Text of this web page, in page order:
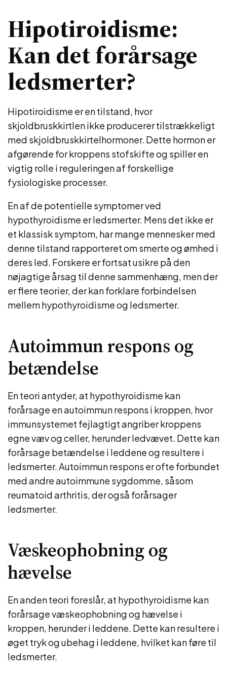
Hipotiroidisme:
Kan det forårsage
ledsmerter?
Hipotiroidisme er en tilstand, hvor
skjoldbruskkirtlen ikke producerer tilstrækkeligt
med skjoldbruskkirtelhormoner. Dette hormon er
afgørende for kroppens stofskifte og spiller en
vigtig rolle i reguleringen af forskellige
fysiologiske processer.
En af de potentielle symptomer ved
hypothyroidisme er ledsmerter. Mens det ikke er
et klassisk symptom, har mange mennesker med
denne tilstand rapporteret om smerte og ømhed i
deres led. Forskere er fortsat usikre på den
nøjagtige årsag til denne sammenhæng, men der
er flere teorier, der kan forklare forbindelsen
mellem hypothyroidisme og ledsmerter.
Autoimmun respons og
betændelse
En teori antyder, at hypothyroidisme kan
forårsage en autoimmun respons i kroppen, hvor
immunsystemet fejlagtigt angriber kroppens
egne væv og celler, herunder ledvævet. Dette kan
forårsage betændelse i leddene og resultere i
ledsmerter. Autoimmun respons er ofte forbundet
med andre autoimmune sygdomme, såsom
reumatoid arthritis, der også forårsager
ledsmerter.
Væskeophobning og
hævelse
En anden teori foreslår, at hypothyroidisme kan
forårsage væskeophobning og hævelse i
kroppen, herunder i leddene. Dette kan resultere i
øget tryk og ubehag i leddene, hvilket kan føre til
ledsmerter.